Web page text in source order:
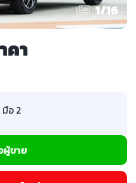
1/16
คา
มือ 2
ขาย